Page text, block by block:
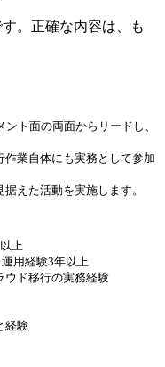
。正確な内容は、も
ト面の両面からリードし、
作業自体にも実務として参加
えた活動を実施します。
上
運用経験3年以上
ウド移行の実務経験
経験